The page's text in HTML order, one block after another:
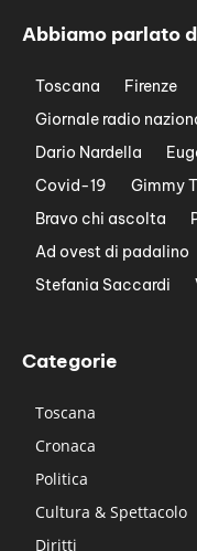
Abbiamo parlato
Toscana Firenze
Giornale radio
Dario Nardella
Covid-19
Gimmy
Bravo chi ascolta
Ad ovest di padalino
Stefania Saccardi
Categorie
Toscana
Cronaca
Politica
Cultura & Spettacolo
Diritti